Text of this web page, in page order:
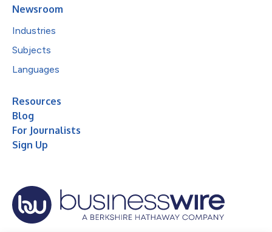
Newsroom
Industries
Subjects
Languages
Resources
Blog
For Journalists
Sign Up